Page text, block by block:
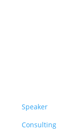
Speaker
Consulting